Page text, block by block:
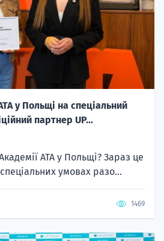
у Польщі на спеціальний
партнер UP...
ATA у Польщі? Зараз це
умовах разо...
1469